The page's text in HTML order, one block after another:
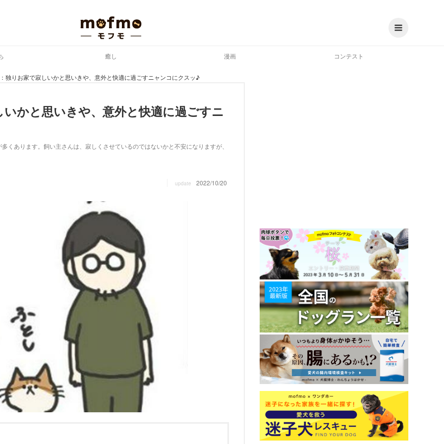
癒し 漫画 コンテスト
独りお家で寂しいかと思いきや、意外と快適に過ごすニャンコにクスッ♪
かと思いきや、意外と快適に過ごすニ
くあります。飼い主さんは、寂しくさせているのではないかと不安になりますが、
update 2022/10/20